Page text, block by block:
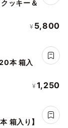
ッキー＆
¥ 5,800
本 箱入
¥ 1,250
箱入り】